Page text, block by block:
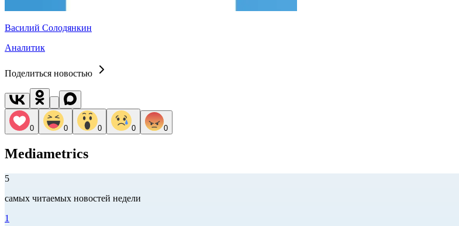
Василий Солодянкин
Аналитик
Поделиться новостью
0 0 0 0 0
Mediametrics
5
самых читаемых новостей недели
1